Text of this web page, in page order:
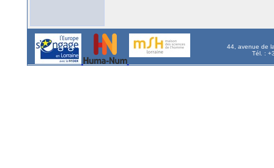
44, avenue de
Tél. :